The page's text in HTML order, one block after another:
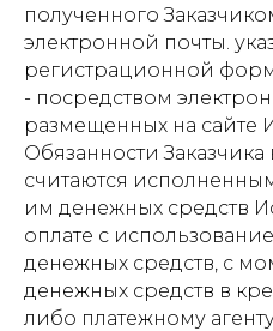
полученного
электронной почты.
регистрационной
- посредством
размещенных на сайте
Обязанности Заказчика
считаются
им денежных средств
оплате с
денежных средств, с
денежных средств в
либо платежному